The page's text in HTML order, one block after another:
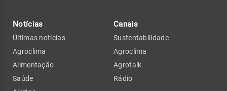
Notícias
Últimas notícias
Agroclima
Alimentação
Saúde
Canais
Sustentabilidade
Agroclima
Agrotalk
Rádio